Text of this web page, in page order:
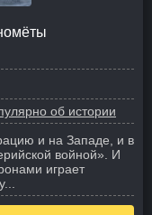
об истории
и на Западе, и в
войной». И
играет